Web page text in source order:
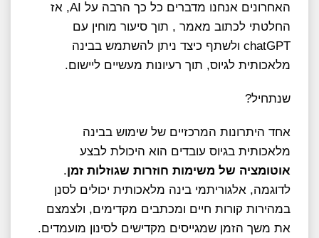
האחרונים אנחנו מדברים כל כך הרבה על AI, אז
החלטתי לכתוב מאמר , תוך סיעור מוחין עם
chatGPT ולשתף כיצד ניתן להשתמש בבינה
מלאכותית לגיוס, תוך רעיונות מעשיים ליישום.
שנתחיל?
אחד היתרונות המרכזיים של שימוש בבינה
מלאכותית בגיוס עובדים הוא היכולת לבצע
אוטומציה של משימות חוזרות שגוזלות זמן.
לדוגמה, אלגוריתמי בינה מלאכותית יכולים לסנן
במהירות קורות חיים ומכתבים מקדימים, ולצמצם
את משך הזמן שמגייסים מקדישים לסינון מועמדים.